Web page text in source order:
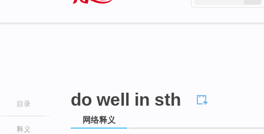
目录
释义
do well in sth
网络释义